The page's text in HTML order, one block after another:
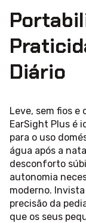
Diário
Leve, sem fios e
EarSight Plus é
para o uso
água após a
desconforto
autonomia
moderno.
precisão da
que os seus